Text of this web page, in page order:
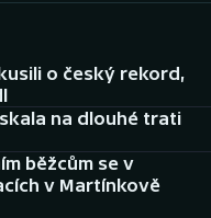
o český rekord,
na dlouhé trati
běžcům se v
v Martínkově